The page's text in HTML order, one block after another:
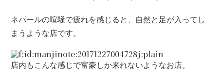
ネパールの喧騒で疲れを感じると、自然と足が入ってし
まうような店です。
店内もこんな感じで富豪しか来れないようなお店。